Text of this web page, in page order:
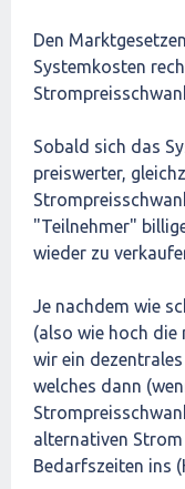
Den
Systemkosten
Sobald sich das
preiswerter,
"Teilnehmer"
wieder zu
Je nachdem wie
(also wie hoch die
wir ein
welches dann
alternativen
Bedarfszeiten ins